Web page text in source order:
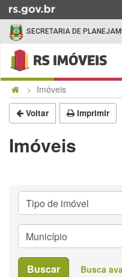
para
conteúdo
para
menu
para
SECRETARIA DE
Início
do
conteúdo
Imóveis
Voltar Imprimir
Imóveis
Buscar Busca